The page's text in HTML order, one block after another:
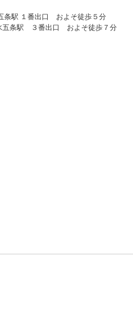
条駅 １番出口 およそ徒歩５分
五条駅 ３番出口 およそ徒歩７分